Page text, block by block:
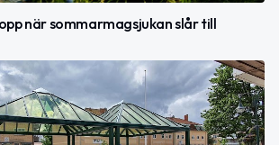
när sommarmagsjukan slår till